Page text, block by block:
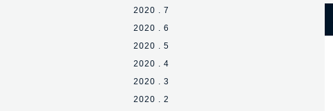
2020 . 7
2020 . 6
2020 . 5
2020 . 4
2020 . 3
2020 . 2